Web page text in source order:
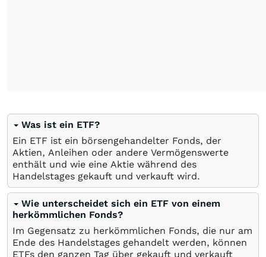
Was ist ein ETF?
Ein ETF ist ein börsengehandelter Fonds, der
Aktien, Anleihen oder andere Vermögenswerte
enthält und wie eine Aktie während des
Handelstages gekauft und verkauft wird.
Wie unterscheidet sich ein ETF von einem
herkömmlichen Fonds?
Im Gegensatz zu herkömmlichen Fonds, die nur am
Ende des Handelstages gehandelt werden, können
ETFs den ganzen Tag über gekauft und verkauft